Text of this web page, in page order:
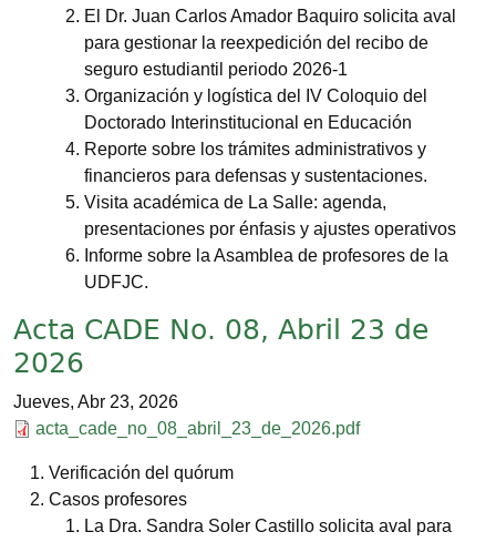
El Dr. Juan Carlos Amador Baquiro solicita aval
para gestionar la reexpedición del recibo de
seguro estudiantil periodo 2026-1
Organización y logística del IV Coloquio del
Doctorado Interinstitucional en Educación
Reporte sobre los trámites administrativos y
financieros para defensas y sustentaciones.
Visita académica de La Salle: agenda,
presentaciones por énfasis y ajustes operativos
Informe sobre la Asamblea de profesores de la
UDFJC.
Acta CADE No. 08, Abril 23 de
2026
Jueves, Abr 23, 2026
Documento
acta_cade_no_08_abril_23_de_2026.pdf
Verificación del quórum
Casos profesores
La Dra. Sandra Soler Castillo solicita aval para